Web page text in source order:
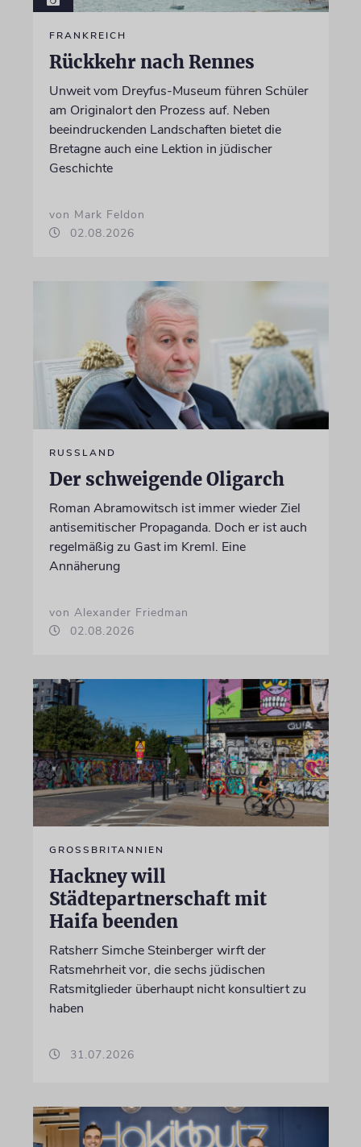
FRANKREICH
Rückkehr nach Rennes
Unweit vom Dreyfus-Museum führen Schüler
am Originalort den Prozess auf. Neben
beeindruckenden Landschaften bietet die
Bretagne auch eine Lektion in jüdischer
Geschichte
von Mark Feldon
02.08.2026
RUSSLAND
Der schweigende Oligarch
Roman Abramowitsch ist immer wieder Ziel
antisemitischer Propaganda. Doch er ist auch
regelmäßig zu Gast im Kreml. Eine
Annäherung
von Alexander Friedman
02.08.2026
GROSSBRITANNIEN
Hackney will
Städtepartnerschaft mit
Haifa beenden
Ratsherr Simche Steinberger wirft der
Ratsmehrheit vor, die sechs jüdischen
Ratsmitglieder überhaupt nicht konsultiert zu
haben
31.07.2026